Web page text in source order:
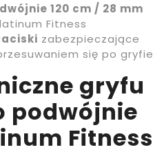
120 cm / 28 mm
Fitness
zabezpieczające
się po gryfie
gryfu
podwójnie
Fitness